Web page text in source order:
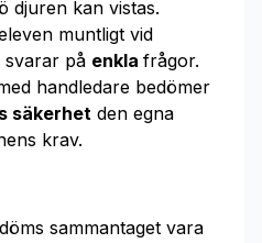
djuren kan vistas.
muntligt vid
svarar på enkla frågor.
handledare bedömer
säkerhet den egna
krav.
sammantaget vara